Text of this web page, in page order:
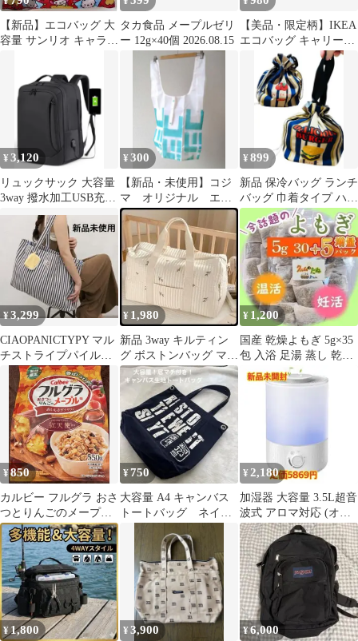
【新品】エコバッグ 大
容量 サンリオ キャラク
タカ食品 メープルゼリ
ー 12g×40個 2026.08.15
【美品・限定柄】IKEA
エコバッグ キャリーバ
ッグ 北欧柄
¥3,120
リュックサック 大容量
3way 撥水加工USB充電
アウトドア 旅行 男女兼
¥300
【新品・未使用】コジ
マ オリジナル エコ
バッグ
¥899
新品 保冷バッグ ランチ
バッグ 巾着タイプ ハン
バーガー柄
¥3,299
CIAOPANICTYPY マル
チストライプパイルト
ート オフホワイト
¥ 1,980
新品 3way キルティン
グ ボストンバッグ マザ
ーズバッグ 旅行 大容量
韓国
¥ 1,200
国産 乾燥よもぎ 5g×35
包 入浴 足湯 蒸し 乾燥
肌 温活 リピーター用 2
¥850
カルビー フルグラ おさ
つとりんごのメープル
味 550g 期間限定
¥750
大容量 A4 キャンバス
トートバッグ ネイビ
サイズ匿名
¥ 2,180
加湿器 大容量 3.5L超音
波式 アロマ対応 (オフ
ホワイト)
¥1,800 ¥3,900 ¥6,000